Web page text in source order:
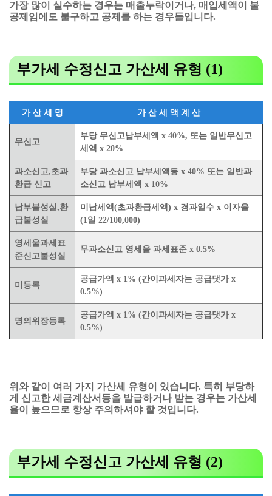
가장 많이 실수하는 경우는 매출누락이거나, 매입세액이 불
공제임에도 불구하고 공제를 하는 경우들입니다.
부가세 수정신고 가산세 유형 (1)
가 산 세 명 가 산 세 액 계 산
무신고
부당 무신고납부세액 x 40%, 또는 일반무신고
세액 x 20%
과소신고,초과
환급 신고
부당 과소신고 납부세액등 x 40% 또는 일반과
소신고 납부세액 x 10%
납부불성실,환
급불성실
미납세액(초과환급세액) x 경과일수 x 이자율
(1일 22/100,000)
영세울과세표
준신고불성실
무과소신고 영세율 과세표준 x 0.5%
미등록
공급가액 x 1% (간이과세자는 공급댓가 x
0.5%)
명의위장등록
공급가액 x 1% (간이과세자는 공급댓가 x
0.5%)
위와 같이 여러 가지 가산세 유형이 있습니다. 특히 부당하
게 신고한 세금계산서등을 발급하거나 받는 경우는 가산세
율이 높으므로 항상 주의하셔야 할 것입니다.
부가세 수정신고 가산세 유형 (2)